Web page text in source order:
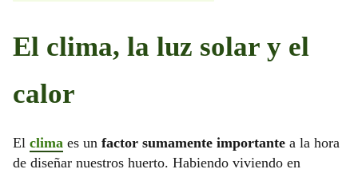
El clima, la luz solar y el
calor
El clima es un factor sumamente importante a la hora
de diseñar nuestros huerto. Habiendo viviendo en